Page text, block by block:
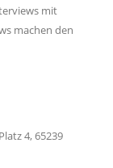
mit
machen den
4, 65239